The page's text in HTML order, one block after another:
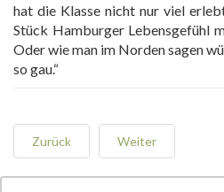
hat die Klasse nicht nur viel
Stück Hamburger Lebensgefühl
Oder wie man im Norden sagen
so gau.“
Zurück Weiter